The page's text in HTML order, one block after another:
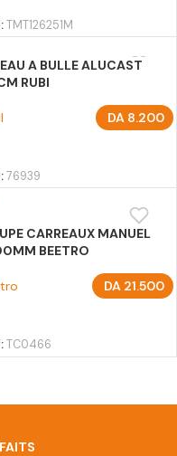
TMT126251M
A BULLE ALUCAST
RUBI
DA 8.200
76939
CARREAUX MANUEL
BEETRO
DA 21.500
TC0466